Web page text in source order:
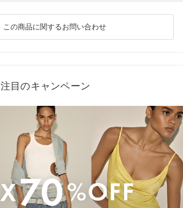
この商品に関するお問い合わせ
注目のキャンペーン